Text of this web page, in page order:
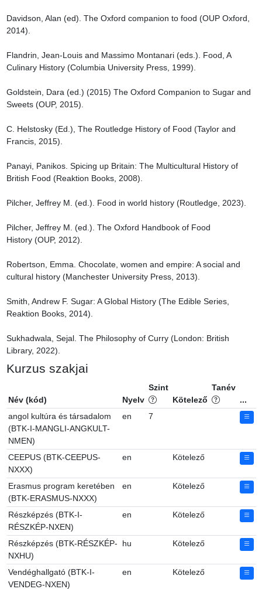
Davidson, Alan (ed). The Oxford companion to food (OUP Oxford,
2014).
Flandrin, Jean-Louis and Massimo Montanari (eds.). Food, A
Culinary History (Columbia University Press, 1999).
Goldstein, Dara (ed.) (2015) The Oxford Companion to Sugar and
Sweets (OUP, 2015).
C. Helstosky (Ed.), The Routledge History of Food (Taylor and
Francis, 2015).
Panayi, Panikos. Spicing up Britain: The Multicultural History of
British Food (Reaktion Books, 2008).
Pilcher, Jeffrey M. (ed.). Food in world history (Routledge, 2023).
Pilcher, Jeffrey M. (ed.). The Oxford Handbook of Food
History (OUP, 2012).
Robertson, Emma. Chocolate, women and empire: A social and
cultural history (Manchester University Press, 2013).
Smith, Andrew F. Sugar: A Global History (The Edible Series,
Reaktion Books, 2014).
Sukhadwala, Sejal. The Philosophy of Curry (London: British
Library, 2022).
Kurzus szakjai
Név (kód) Nyelv
Szint
Kötelező
Tanév
...
angol kultúra és társadalom
(BTK-I-MANGLI-ANGKULT-
NMEN)
en 7
CEEPUS (BTK-CEEPUS-
NXXX)
en Kötelező
Erasmus program keretében
(BTK-ERASMUS-NXXX)
en Kötelező
Részképzés (BTK-I-
RÉSZKÉP-NXEN)
en Kötelező
Részképzés (BTK-RÉSZKÉP-
NXHU)
hu Kötelező
Vendéghallgató (BTK-I-
VENDEG-NXEN)
en Kötelező